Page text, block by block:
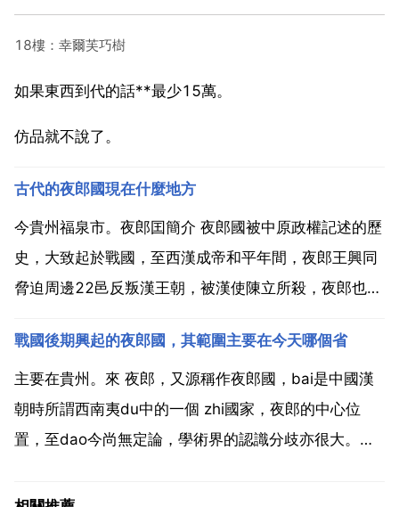
18樓：幸爾芙巧樹
如果東西到代的話**最少15萬。
仿品就不說了。
古代的夜郎國現在什麼地方
今貴州福泉市。夜郎囯簡介 夜郎國被中原政權記述的歷
史，大致起於戰國，至西漢成帝和平年間，夜郎王興同
脅迫周邊22邑反叛漢王朝，被漢使陳立所殺，夜郎也隨
一部分夜郎人被流放到貴州鎮寧一帶。這個古老的文明
在中原史籍記載中留下了一團迷霧。是中國在西南地區
由少數...
戰國後期興起的夜郎國，其範圍主要在今天哪個省
主要在貴州。來 夜郎，又源稱作夜郎國，bai是中國漢
朝時所謂西南夷du中的一個 zhi國家，夜郎的中心位
置，至dao今尚無定論，學術界的認識分歧亦很大。有
記載主要見於 史記 西南夷列傳 而根據考古的資料，一